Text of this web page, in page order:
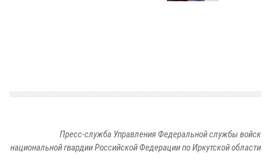
Пресс-служба Управления Федеральной службы войск
национальной гвардии Российской Федерации по Иркутской области